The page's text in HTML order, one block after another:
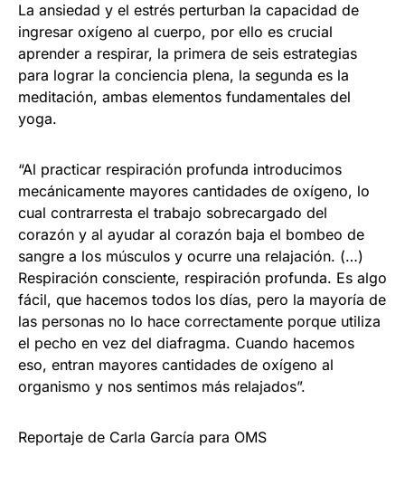
La ansiedad y el estrés perturban la capacidad de
ingresar oxígeno al cuerpo, por ello es crucial
aprender a respirar, la primera de seis estrategias
para lograr la conciencia plena, la segunda es la
meditación, ambas elementos fundamentales del
yoga.
“Al practicar respiración profunda introducimos
mecánicamente mayores cantidades de oxígeno, lo
cual contrarresta el trabajo sobrecargado del
corazón y al ayudar al corazón baja el bombeo de
sangre a los músculos y ocurre una relajación. (…)
Respiración consciente, respiración profunda. Es algo
fácil, que hacemos todos los días, pero la mayoría de
las personas no lo hace correctamente porque utiliza
el pecho en vez del diafragma. Cuando hacemos
eso, entran mayores cantidades de oxígeno al
organismo y nos sentimos más relajados”.
Reportaje de Carla García para OMS